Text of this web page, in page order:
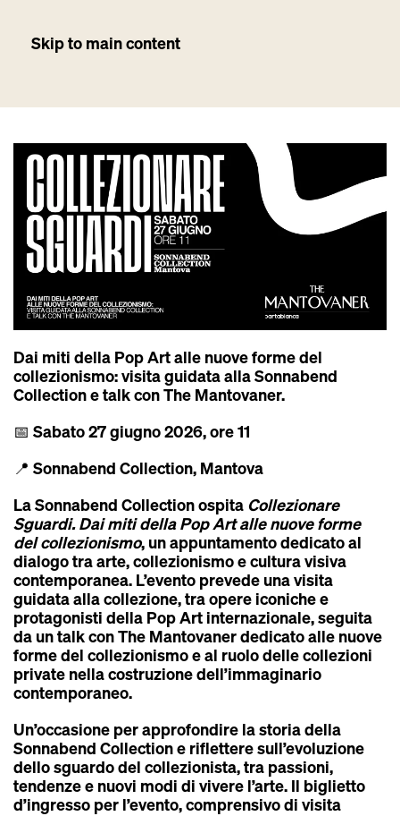
Skip to main content
Dai miti della Pop Art alle nuove forme del
collezionismo: visita guidata alla Sonnabend
Collection e talk con The Mantovaner.
📅 Sabato 27 giugno 2026, ore 11
📍 Sonnabend Collection, Mantova
La Sonnabend Collection ospitaCollezionare
Sguardi. Dai miti della Pop Art alle nuove forme
del collezionismo, un appuntamento dedicato al
dialogo tra arte, collezionismo e cultura visiva
contemporanea. L’evento prevede una visita
guidata alla collezione, tra opere iconiche e
protagonisti della Pop Art internazionale, seguita
da un talk con The Mantovaner dedicato alle nuove
forme del collezionismo e al ruolo delle collezioni
private nella costruzione dell’immaginario
contemporaneo.
Un’occasione per approfondire la storia della
Sonnabend Collection e riflettere sull’evoluzione
dello sguardo del collezionista, tra passioni,
tendenze e nuovi modi di vivere l’arte. Il biglietto
d’ingresso per l’evento, comprensivo di visita